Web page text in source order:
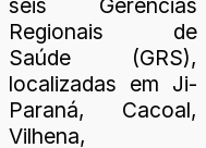
seis Gerências
Regionais de
Saúde (GRS),
localizadas em Ji-
Paraná, Cacoal,
Vilhena,